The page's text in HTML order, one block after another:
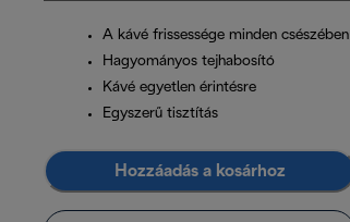
A kávé frissessége minden csészében
Hagyományos tejhabosító
Kávé egyetlen érintésre
Egyszerű tisztítás
Hozzáadás a kosárhoz